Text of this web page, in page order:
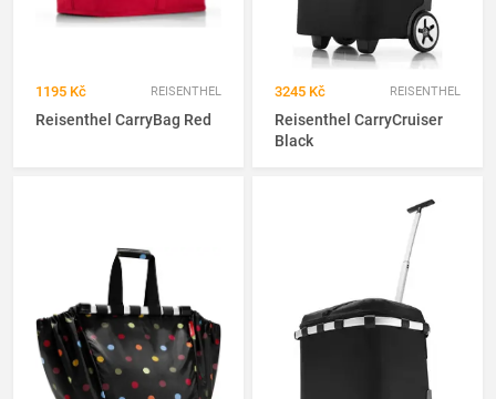
1195 Kč REISENTHEL
Reisenthel CarryBag Red
3245 Kč REISENTHEL
Reisenthel CarryCruiser
Black